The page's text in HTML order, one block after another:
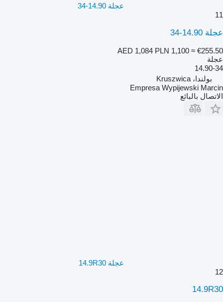
عجلة 14.90-34
11
عجلة 14.90-34
AED 1,084 PLN 1,100 ≈ €255.50
عجلة
14.90-34
بولندا، Kruszwica
Empresa Wypijewski Marcin
الاتصال بالبائع
عجلة 14.9R30
12
14.9R30